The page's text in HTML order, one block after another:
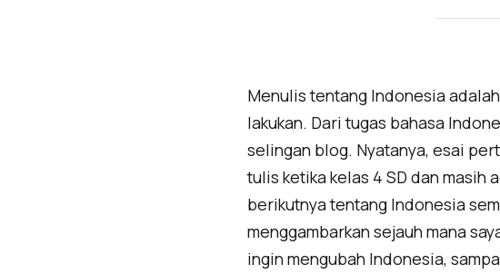
Menulis tentang Indonesia
lakukan. Dari tugas bahasa
selingan blog. Nyatanya, esai
tulis ketika kelas 4 SD dan masih
berikutnya tentang Indonesia
menggambarkan sejauh mana
ingin mengubah Indonesia,